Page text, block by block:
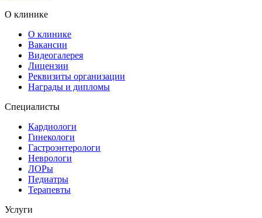
О клинике
О клинике
Вакансии
Видеогалерея
Лицензии
Реквизиты организации
Награды и дипломы
Специалисты
Кардиологи
Гинекологи
Гастроэнтерологи
Неврологи
ЛОРы
Педиатры
Терапевты
Услуги